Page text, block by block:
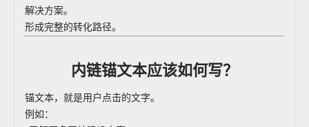
解决方案。
形成完整的转化路径。
内链锚文本应该如何写？
锚文本，就是用户点击的文字。
例如：